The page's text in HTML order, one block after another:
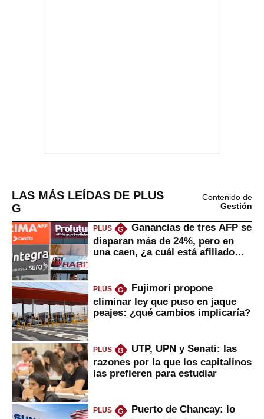
LAS MÁS LEÍDAS DE PLUS
G
Contenido de
Gestión
PLUS G
Ganancias de tres AFP se
disparan más de 24%, pero en
una caen, ¿a cuál está afiliado
PLUS G
Fujimori propone
eliminar ley que puso en jaque
peajes: ¿qué cambios implicaría?
PLUS G
UTP, UPN y Senati: las
razones por la que los capitalinos
las prefieren para estudiar
PLUS G
Puerto de Chancay: lo